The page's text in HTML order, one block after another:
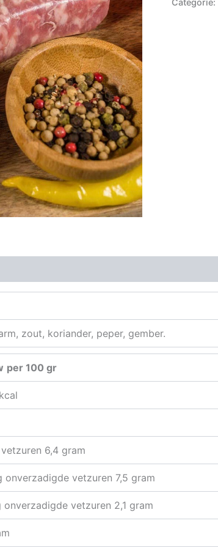
zout, koriander, peper, gember.
per 100 gr
6,4 gram
onverzadigde vetzuren 7,5 gram
vetzuren 2,1 gram